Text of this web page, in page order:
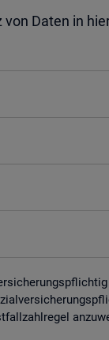
von Daten in